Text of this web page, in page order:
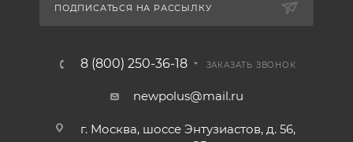
ПОДПИСАТЬСЯ НА РАССЫЛКУ
8 (800) 250-36-18 ЗАКАЗАТЬ ЗВОНОК
newpolus@mail.ru
г. Москва, шоссе Энтузиастов, д. 56,